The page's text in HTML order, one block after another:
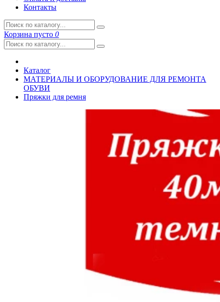
Контакты
Корзина пусто 0
Каталог
МАТЕРИАЛЫ И ОБОРУДОВАНИЕ ДЛЯ РЕМОНТА
ОБУВИ
Пряжки для ремня